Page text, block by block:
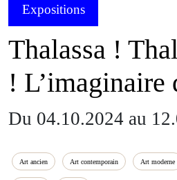
Expositions
Thalassa !
! L’imaginaire
Du 04.10.2024 au
Art ancien Art contemporain Art moderne